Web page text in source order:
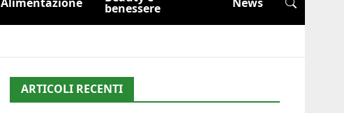
benessere
ARTICOLI RECENTI